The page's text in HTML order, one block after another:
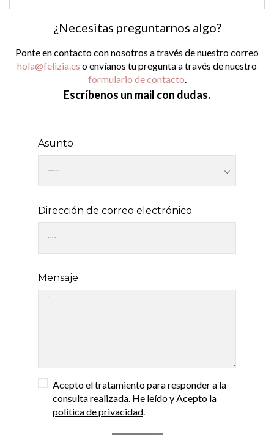
¿Necesitas preguntarnos algo?
Ponte en contacto con nosotros a través de nuestro correo
hola@felizia.es o envíanos tu pregunta a través de nuestro
formulario de contacto.
Escríbenos un mail con dudas.
Asunto
Dirección de correo electrónico
Mensaje
Acepto el tratamiento para responder a la
consulta realizada. He leído y Acepto la
política de privacidad